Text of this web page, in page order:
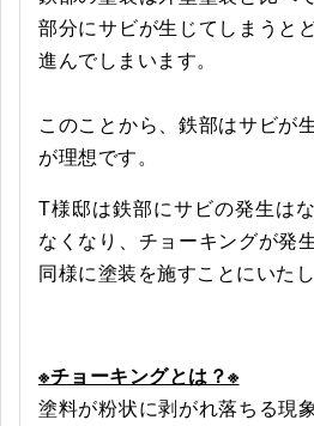
部分にサビが生じてしまうと
進んでしまいます。
このことから、鉄部はサビが
が理想です。
T様邸は鉄部にサビの発生は
なくなり、チョーキングが発
同様に塗装を施すことにいたし
※チョーキングとは？※
塗料が粉状に剥がれ落ちる現